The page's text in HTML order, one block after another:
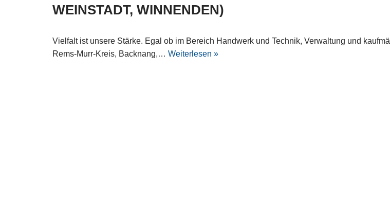
WEINSTADT, WINNENDEN)
Vielfalt ist unsere Stärke. Egal ob im Bereich Handwerk und Technik, Verwaltung und
Rems-Murr-Kreis, Backnang,… Weiterlesen »